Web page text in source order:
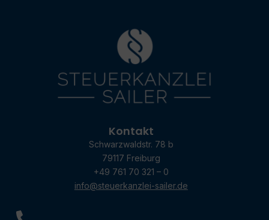
Kontakt
Schwarzwaldstr. 78 b
79117 Freiburg
+49 761 70 321 – 0
info@steuerkanzlei-sailer.de